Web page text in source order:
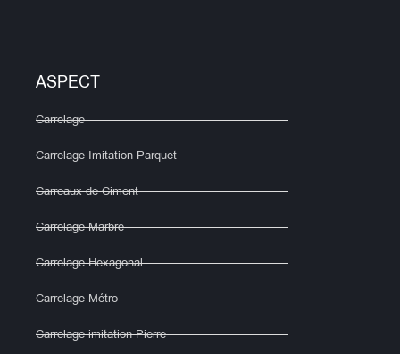
ASPECT
Carrelage
Carrelage Imitation Parquet
Carreaux de Ciment
Carrelage Marbre
Carrelage Hexagonal
Carrelage Métro
Carrelage imitation Pierre